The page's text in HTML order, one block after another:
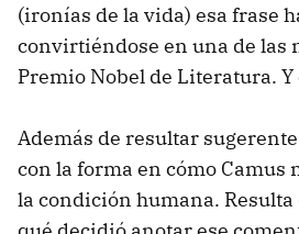
(ironías de la vida) esa frase
convirtiéndose en una de las
Premio Nobel de Literatura.
Además de resultar
con la forma en cómo Camus
la condición humana.